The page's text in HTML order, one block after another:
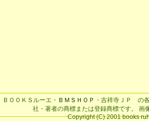
ＢＯＯＫＳルーエ・ ＢＭＳＨＯＰ ・吉祥寺ＪＰ の
社・著者の商標または登録商標です。 画
Copyright (C) 2001 books